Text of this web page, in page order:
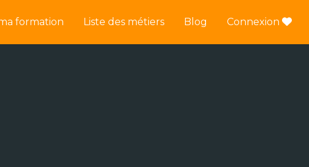
formation Liste des métiers Blog Connexion